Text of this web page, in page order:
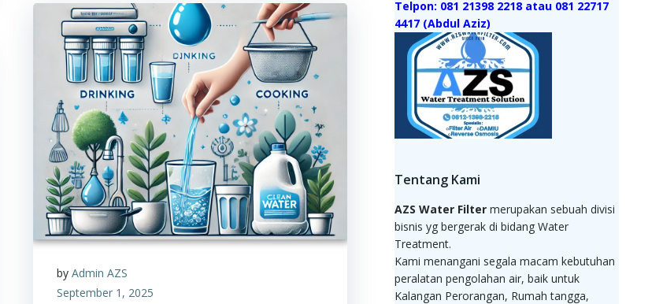
byAdmin AZS
September 1, 2025
Telpon: 081 21398 2218 atau 081 22717
4417 (Abdul Aziz)
Tentang Kami
AZS Water Filtermerupakan sebuah divisi
bisnis yg bergerak di bidang Water
Treatment.
Kami menangani segala macam kebutuhan
peralatan pengolahan air, baik untuk
Kalangan Perorangan, Rumah tangga,